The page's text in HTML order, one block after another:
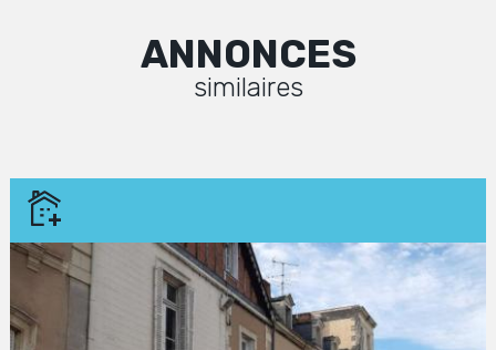
ANNONCES
similaires